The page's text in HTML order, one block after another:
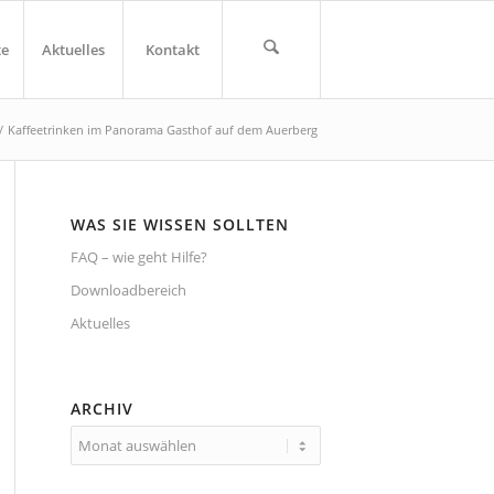
Aktuelles Kontakt
/ Kaffeetrinken im Panorama Gasthof auf dem Auerberg
WAS SIE WISSEN SOLLTEN
FAQ – wie geht Hilfe?
Downloadbereich
Aktuelles
ARCHIV